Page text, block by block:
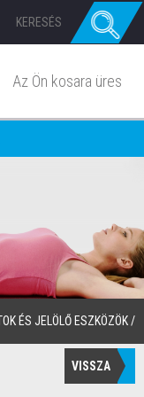
Az Ön kosara üres
ÉS JELÖLŐ ESZKÖZÖK/
VISSZA